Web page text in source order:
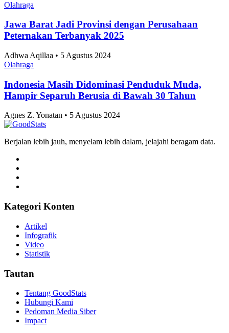
Olahraga
Jawa Barat Jadi Provinsi dengan Perusahaan
Peternakan Terbanyak 2025
Adhwa Aqillaa • 5 Agustus 2024
Olahraga
Indonesia Masih Didominasi Penduduk Muda,
Hampir Separuh Berusia di Bawah 30 Tahun
Agnes Z. Yonatan • 5 Agustus 2024
Berjalan lebih jauh, menyelam lebih dalam, jelajahi beragam data.
Kategori Konten
Artikel
Infografik
Video
Statistik
Tautan
Tentang GoodStats
Hubungi Kami
Pedoman Media Siber
Impact